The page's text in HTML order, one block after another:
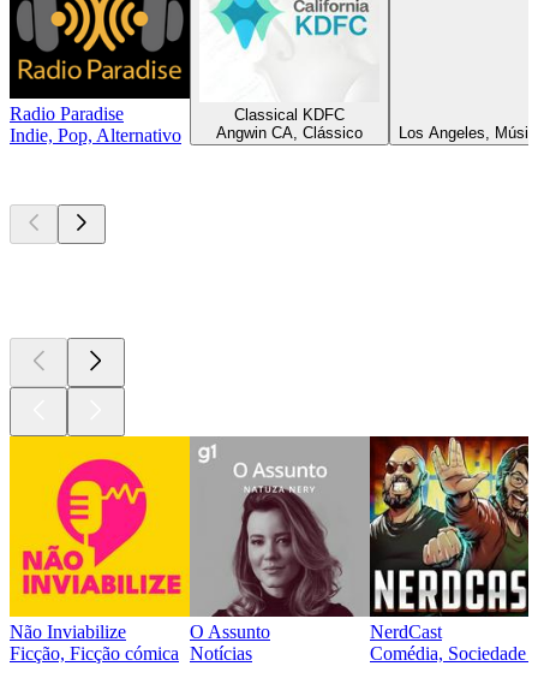
Radio Paradise
Indie, Pop, Alternativo
Classical KDFC
Angwin CA, Clássico
Los Angeles,
Não Inviabilize
Ficção, Ficção cómica
O Assunto
Notícias
NerdCast
Comédia, Sociedade